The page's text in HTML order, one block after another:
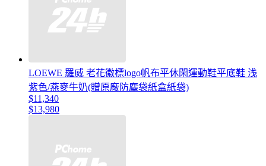
LOEWE 羅威 老花徽標logo帆布平休閑運動鞋平底鞋 浅
紫色/燕麥牛奶(贈原廠防塵袋紙盒紙袋)
$11,340
$13,980